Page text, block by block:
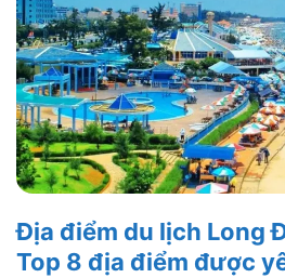
Địa điểm du lịch Long
Top 8 địa điểm được